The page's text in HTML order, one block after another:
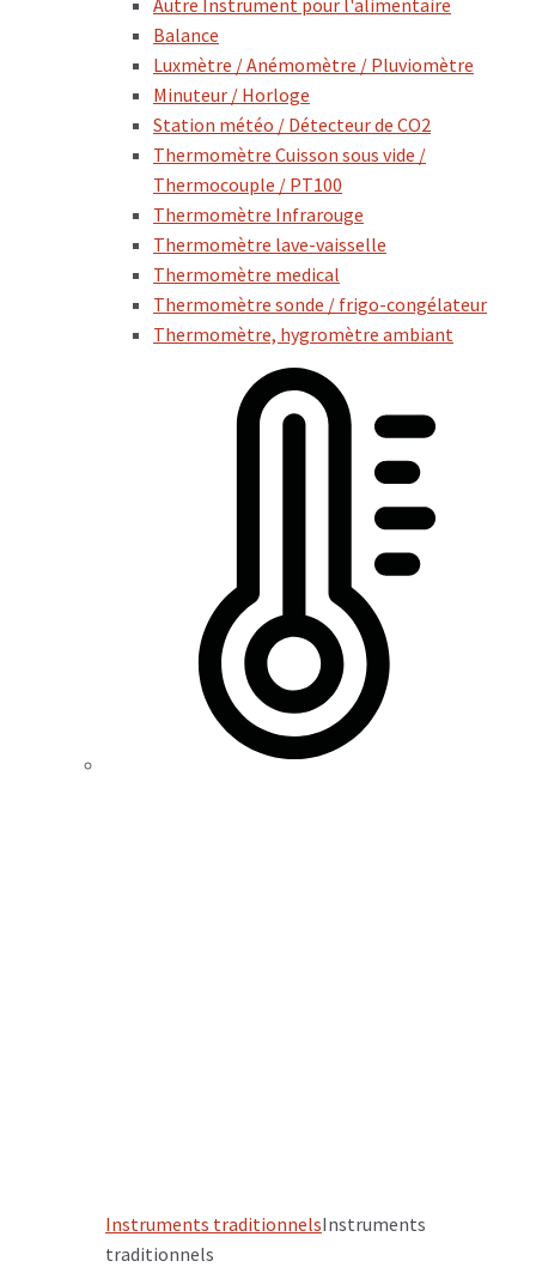
Autre Instrument pour l'alimentaire
Balance
Luxmètre / Anémomètre / Pluviomètre
Minuteur / Horloge
Station météo / Détecteur de CO2
Thermomètre Cuisson sous vide /
Thermocouple / PT100
Thermomètre Infrarouge
Thermomètre lave-vaisselle
Thermomètre medical
Thermomètre sonde / frigo-congélateur
Thermomètre, hygromètre ambiant
Instruments traditionnelsInstruments
traditionnels